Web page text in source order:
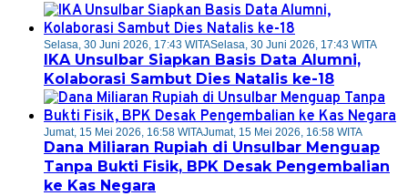
Selasa, 30 Juni 2026, 17:43 WITASelasa, 30 Juni 2026, 17:43 WITA
IKA Unsulbar Siapkan Basis Data Alumni,
Kolaborasi Sambut Dies Natalis ke-18
Jumat, 15 Mei 2026, 16:58 WITAJumat, 15 Mei 2026, 16:58 WITA
Dana Miliaran Rupiah di Unsulbar Menguap
Tanpa Bukti Fisik, BPK Desak Pengembalian
ke Kas Negara